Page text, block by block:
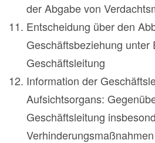
der Abgabe von
Entscheidung über den
Geschäftsbeziehung unter
Geschäftsleitung
Information der
Aufsichtsorgans:
Geschäftsleitung